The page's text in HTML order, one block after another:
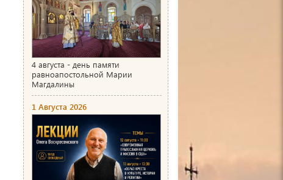
4 августа - день памяти
равноапостольной Марии
Магдалины
1 Августа 2026